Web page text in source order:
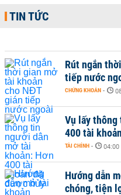
TIN TỨC
Rút ngắn
tiếp nước
CHỨNG KHOÁN -
Vụ lấy thông
400 tài
TÀI CHÍNH -
Hướng dẫn
chóng, tiện